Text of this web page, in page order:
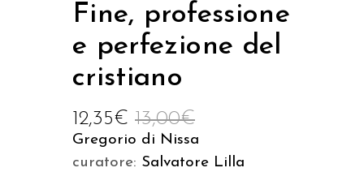
Fine, professione
e perfezione del
cristiano
13,00€
12,35€
Gregorio di Nissa
curatore: Salvatore Lilla